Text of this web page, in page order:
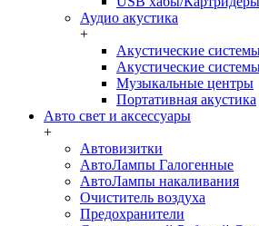
Аудио акустика
+
Акустические
Акустические
Музыкальные центры
Портативная акустика
Авто свет и аксессуары
+
Автовизитки
АвтоЛампы Галогенные
АвтоЛампы накаливания
Очиститель воздуха
Предохранители